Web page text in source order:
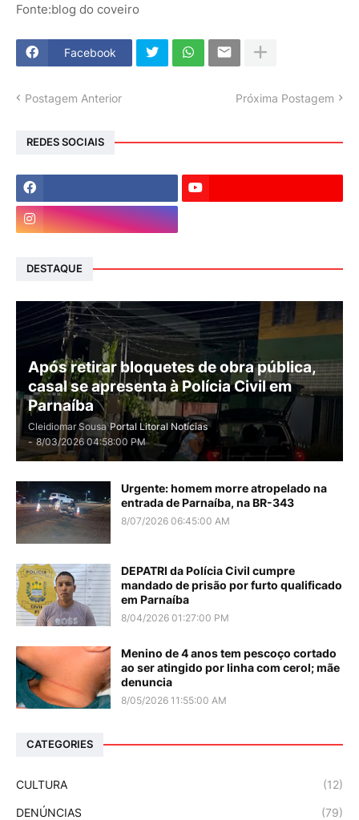
Fonte:blog do coveiro
Facebook
Postagem Anterior Próxima Postagem
REDES SOCIAIS
DESTAQUE
Após retirar bloquetes de obra pública,
casal se apresenta à Polícia Civil em
Parnaíba
Cleidiomar Sousa Portal Litoral Notícias
- 8/03/2026 04:58:00 PM
Urgente: homem morre atropelado na
entrada de Parnaíba, na BR-343
8/07/2026 06:45:00 AM
DEPATRI da Polícia Civil cumpre
mandado de prisão por furto qualificado
em Parnaíba
8/04/2026 01:27:00 PM
Menino de 4 anos tem pescoço cortado
ao ser atingido por linha com cerol; mãe
denuncia
8/05/2026 11:55:00 AM
CATEGORIES
CULTURA (12)
DENÚNCIAS (79)